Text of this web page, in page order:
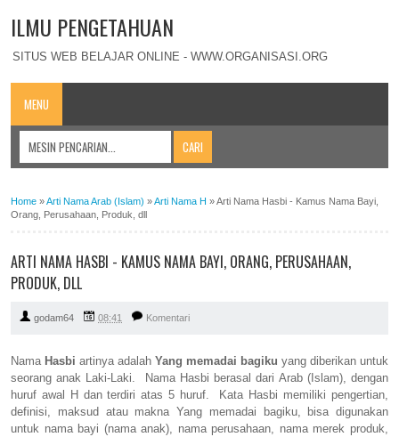
ILMU PENGETAHUAN
SITUS WEB BELAJAR ONLINE - WWW.ORGANISASI.ORG
MENU
Home »Arti Nama Arab (Islam) »Arti Nama H »Arti Nama Hasbi - Kamus Nama Bayi,
Orang, Perusahaan, Produk, dll
ARTI NAMA HASBI - KAMUS NAMA BAYI, ORANG, PERUSAHAAN,
PRODUK, DLL
godam64 08:41 Komentari
Nama Hasbi artinya adalah Yang memadai bagiku yang diberikan untuk
seorang anak Laki-Laki. Nama Hasbi berasal dari Arab (Islam), dengan
huruf awal H dan terdiri atas 5 huruf. Kata Hasbi memiliki pengertian,
definisi, maksud atau makna Yang memadai bagiku, bisa digunakan
untuk nama bayi (nama anak), nama perusahaan, nama merek produk,